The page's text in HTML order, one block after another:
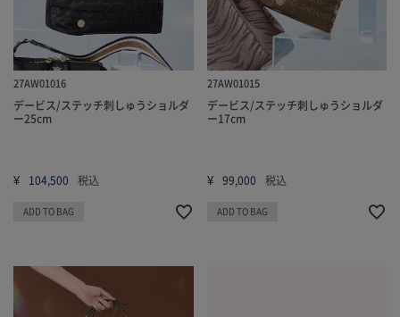
27AW01016
デービス/ステッチ刺しゅうショルダ
ー25cm
¥ 104,500 税込
ADD TO BAG
27AW01015
デービス/ステッチ刺しゅうショルダ
ー17cm
¥ 99,000 税込
ADD TO BAG